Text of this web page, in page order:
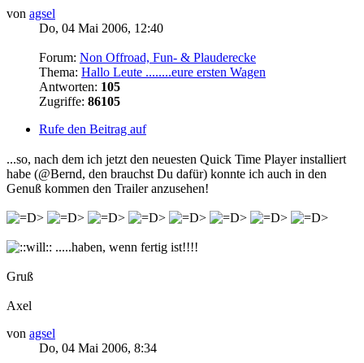
von agsel
Do, 04 Mai 2006, 12:40
Forum: Non Offroad, Fun- & Plauderecke
Thema: Hallo Leute ........eure ersten Wagen
Antworten: 105
Zugriffe: 86105
Rufe den Beitrag auf
...so, nach dem ich jetzt den neuesten Quick Time Player installiert
habe (@Bernd, den brauchst Du dafür) konnte ich auch in den
Genuß kommen den Trailer anzusehen!
.....haben, wenn fertig ist!!!!
Gruß
Axel
von agsel
Do, 04 Mai 2006, 8:34